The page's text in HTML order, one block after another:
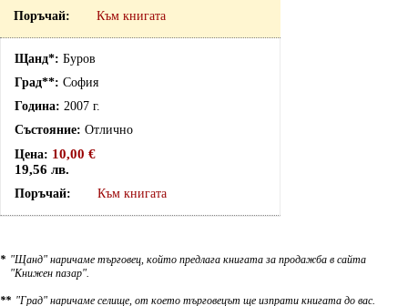
Към книгата
Буров
София
2007 г.
Отлично
10,00 €
19,56 лв.
Към книгата
* "Щанд" наричаме търговец, който предлага книгата за продажба в сайта
"Книжен пазар".
** "Град" наричаме селище, от което търговецът ще изпрати книгата до вас.